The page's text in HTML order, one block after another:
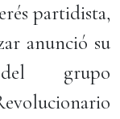
partidista,
anunció su
grupo